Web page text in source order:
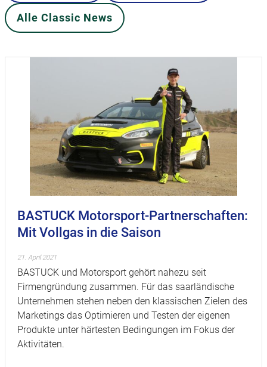
Alle Classic News
BASTUCK Motorsport-Partnerschaften:
Mit Vollgas in die Saison
21. April 2021
BASTUCK und Motorsport gehört nahezu seit
Firmengründung zusammen. Für das saarländische
Unternehmen stehen neben den klassischen Zielen des
Marketings das Optimieren und Testen der eigenen
Produkte unter härtesten Bedingungen im Fokus der
Aktivitäten.